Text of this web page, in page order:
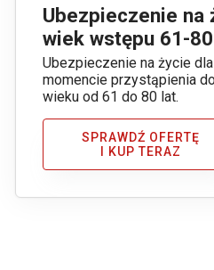
Ubezpieczenie na
wiek wstępu 61-
Ubezpieczenie na życie
momencie przystąpienia
wieku od 61 do 80 lat.
SPRAWDŹ OFERTĘ
I KUP TERAZ